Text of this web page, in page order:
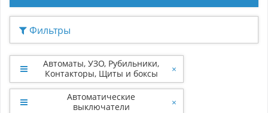
Фильтры
Автоматы, УЗО, Рубильники,
Контакторы, Щиты и боксы
×
Автоматические
выключатели
×